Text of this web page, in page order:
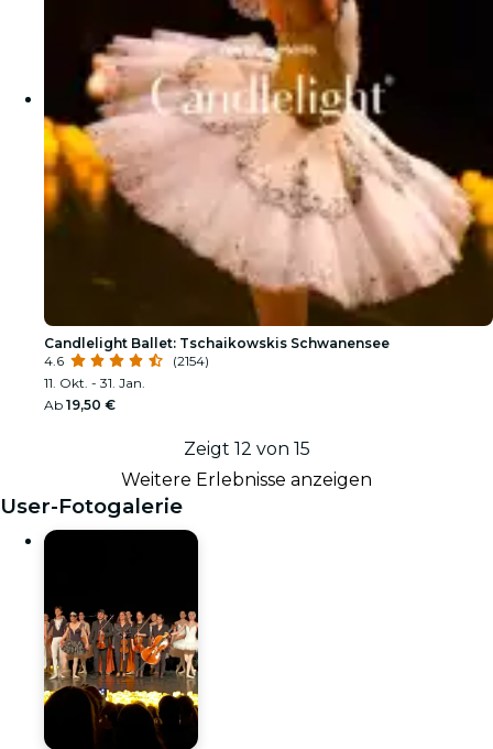
Candlelight Ballet: Tschaikowskis Schwanensee
4.6
(2154)
11. Okt. - 31. Jan.
Ab 19,50 €
Zeigt 12 von 15
Weitere Erlebnisse anzeigen
User-Fotogalerie